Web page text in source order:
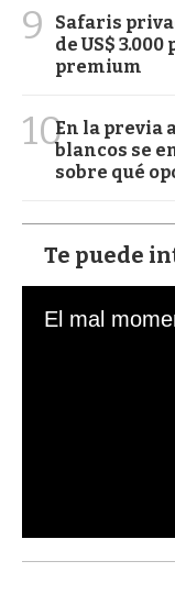
9
Safaris
de US$
premium
10En la previa
blancos se
sobre qué
Te puede
s